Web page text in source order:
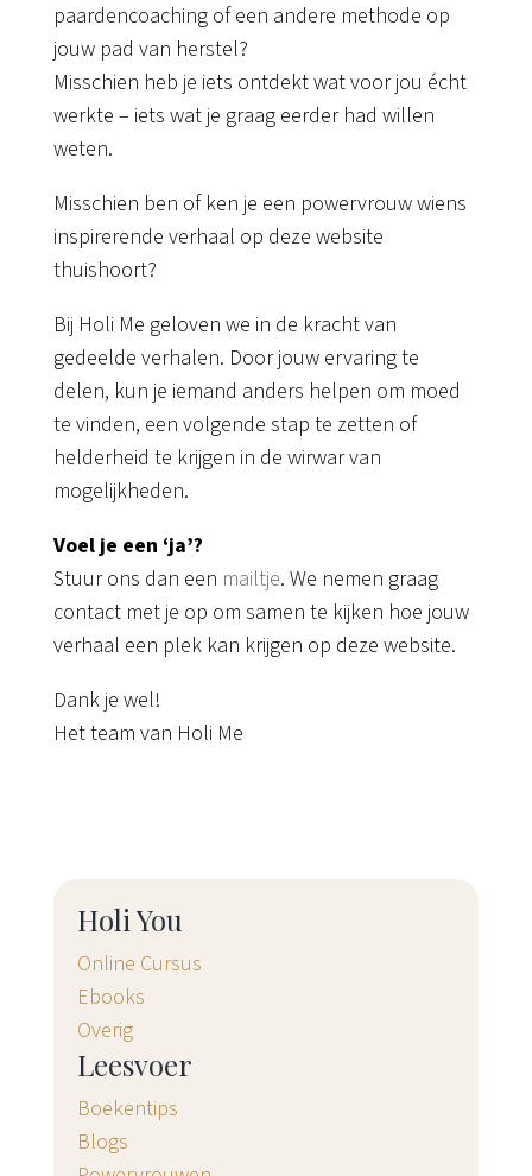
paardencoaching of een andere methode op
jouw pad van herstel?
Misschien heb je iets ontdekt wat voor jou écht
werkte – iets wat je graag eerder had willen
weten.
Misschien ben of ken je een powervrouw wiens
inspirerende verhaal op deze website
thuishoort?
Bij Holi Me geloven we in de kracht van
gedeelde verhalen. Door jouw ervaring te
delen, kun je iemand anders helpen om moed
te vinden, een volgende stap te zetten of
helderheid te krijgen in de wirwar van
mogelijkheden.
Voel je een ‘ja’?
Stuur ons dan een mailtje. We nemen graag
contact met je op om samen te kijken hoe jouw
verhaal een plek kan krijgen op deze website.
Dank je wel!
Het team van Holi Me
Holi You
Online Cursus
Ebooks
Overig
Leesvoer
Boekentips
Blogs